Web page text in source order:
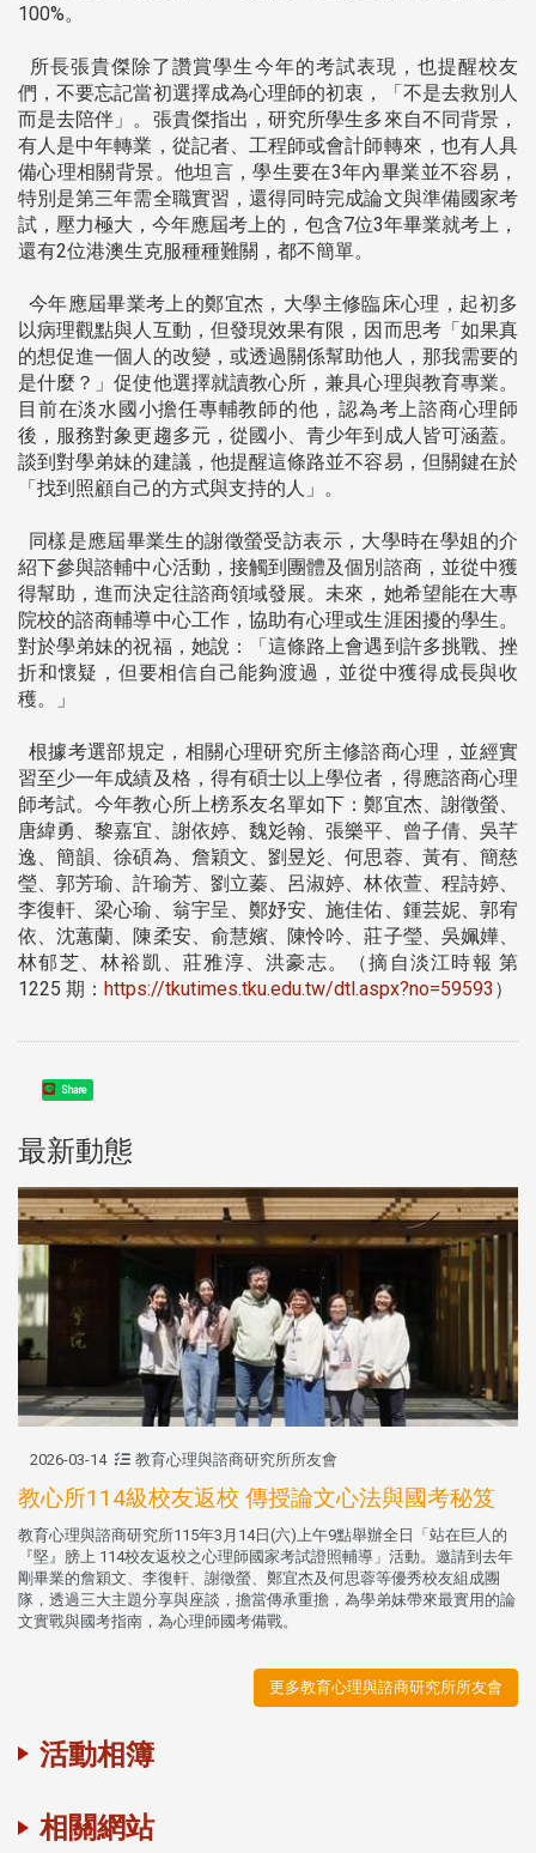
100%。
所長張貴傑除了讚賞學生今年的考試表現，也提醒校友
們，不要忘記當初選擇成為心理師的初衷，「不是去救別人
而是去陪伴」。張貴傑指出，研究所學生多來自不同背景，
有人是中年轉業，從記者、工程師或會計師轉來，也有人具
備心理相關背景。他坦言，學生要在3年內畢業並不容易，
特別是第三年需全職實習，還得同時完成論文與準備國家考
試，壓力極大，今年應屆考上的，包含7位3年畢業就考上，
還有2位港澳生克服種種難關，都不簡單。
今年應屆畢業考上的鄭宜杰，大學主修臨床心理，起初多
以病理觀點與人互動，但發現效果有限，因而思考「如果真
的想促進一個人的改變，或透過關係幫助他人，那我需要的
是什麼？」促使他選擇就讀教心所，兼具心理與教育專業。
目前在淡水國小擔任專輔教師的他，認為考上諮商心理師
後，服務對象更趨多元，從國小、青少年到成人皆可涵蓋。
談到對學弟妹的建議，他提醒這條路並不容易，但關鍵在於
「找到照顧自己的方式與支持的人」。
同樣是應屆畢業生的謝徵螢受訪表示，大學時在學姐的介
紹下參與諮輔中心活動，接觸到團體及個別諮商，並從中獲
得幫助，進而決定往諮商領域發展。未來，她希望能在大專
院校的諮商輔導中心工作，協助有心理或生涯困擾的學生。
對於學弟妹的祝福，她說：「這條路上會遇到許多挑戰、挫
折和懷疑，但要相信自己能夠渡過，並從中獲得成長與收
穫。」
根據考選部規定，相關心理研究所主修諮商心理，並經實
習至少一年成績及格，得有碩士以上學位者，得應諮商心理
師考試。今年教心所上榜系友名單如下：鄭宜杰、謝徵螢、
唐緯勇、黎嘉宜、謝依婷、魏彣翰、張樂平、曾子倩、吳芊
逸、簡韻、徐碩為、詹穎文、劉昱彣、何思蓉、黃有、簡慈
瑩、郭芳瑜、許瑜芳、劉立蓁、呂淑婷、林依萱、程詩婷、
李復軒、梁心瑜、翁宇呈、鄭妤安、施佳佑、鍾芸妮、郭宥
依、沈蕙蘭、陳柔安、俞慧嬪、陳怜吟、莊子瑩、吳姵嬅、
林郁芝、林裕凱、莊雅淳、洪豪志。（摘自淡江時報 第
1225 期： https://tkutimes.tku.edu.tw/dtl.aspx?no=59593 ）
Share
最新動態
2026-03-14 教育心理與諮商研究所所友會
教心所114級校友返校 傳授論文心法與國考秘笈
教育心理與諮商研究所115年3月14日(六)上午9點舉辦全日「站在巨人的
『堅』膀上 114校友返校之心理師國家考試證照輔導」活動。邀請到去年
剛畢業的詹穎文、李復軒、謝徵螢、鄭宜杰及何思蓉等優秀校友組成團
隊，透過三大主題分享與座談，擔當傳承重擔，為學弟妹帶來最實用的論
文實戰與國考指南，為心理師國考備戰。
更多教育心理與諮商研究所所友會
活動相簿
相關網站